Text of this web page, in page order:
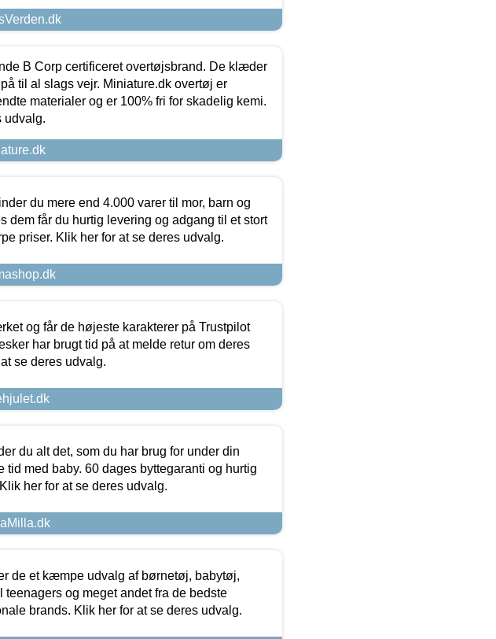
B Corp certificeret overtøjsbrand. De klæder
til al slags vejr. Miniature.dk overtøj er
materialer og er 100% fri for skadelig kemi.
udvalg.
du mere end 4.000 varer til mor, barn og
dem får du hurtig levering og adgang til et stort
priser. Klik her for at se deres udvalg.
og får de højeste karakterer på Trustpilot
har brugt tid på at melde retur om deres
se deres udvalg.
du alt det, som du har brug for under din
tid med baby. 60 dages byttegaranti og hurtig
her for at se deres udvalg.
de et kæmpe udvalg af børnetøj, babytøj,
teenagers og meget andet fra de bedste
brands. Klik her for at se deres udvalg.